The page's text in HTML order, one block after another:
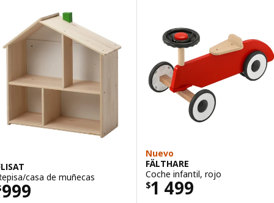
casa de muñecas
999 $ 999
Nuevo
FÄLTHARE
Coche infantil, rojo
$1 499
Precio $ 1499